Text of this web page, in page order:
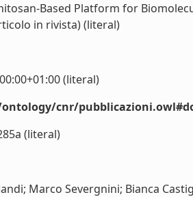
Based Platform for
in rivista) (literal)
(literal)
cnr/
(literal)
Marco Severgnini; Bianca